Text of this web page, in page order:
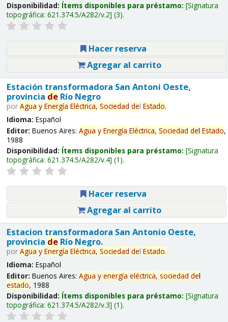
Disponibilidad: Ítems disponibles para préstamo: Signatura
topográfica: 621.374.5/A282/v.2 (3).
Hacer reserva
Agregar al carrito
Estación transformadora San Antoni Oeste,
provincia deRío Negro
por Agua y Energía Eléctrica, Sociedad del Estado.
Idioma: Español
Editor: Buenos Aires: Agua y Energía Eléctrica, Sociedad del Estado,
1988
Disponibilidad: Ítems disponibles para préstamo: Signatura
topográfica: 621.374.5/A282/v.4 (1).
Hacer reserva
Agregar al carrito
Estacion transformadora San Antonio Oeste,
provincia deRío Negro.
por Agua y Energía Eléctrica, Sociedad del Estado.
Idioma: Español
Editor: Buenos Aires: Agua y energía eléctrica, sociedad del
estado, 1988
Disponibilidad: Ítems disponibles para préstamo: Signatura
topográfica: 621.374.5/A282/v.3 (1).